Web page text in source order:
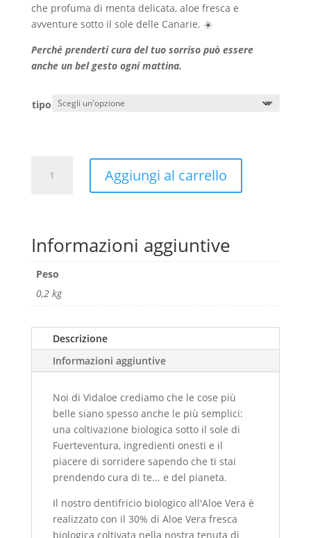
che profuma di menta delicata, aloe fresca e
avventure sotto il sole delle Canarie. ☀️
Perché prenderti cura del tuo sorriso può essere
anche un bel gesto ogni mattina.
tipo
dentale
Aggiungi al carrello
Informazioni aggiuntive
Peso
0,2 kg
Descrizione
Informazioni aggiuntive
Noi di Vidaloe crediamo che le cose più
belle siano spesso anche le più semplici:
una coltivazione biologica sotto il sole di
Fuerteventura, ingredienti onesti e il
piacere di sorridere sapendo che ti stai
prendendo cura di te... e del pianeta.
Il nostro dentifricio biologico all'Aloe Vera è
realizzato con il 30% di Aloe Vera fresca
biologica coltivata nella nostra tenuta di